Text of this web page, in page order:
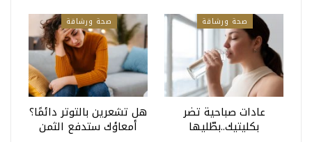
صحة ورشاقة
عادات صباحية تضر
بكليتيك..بطّليها
صحة ورشاقة
هل تشعرين بالتوتر دائمًا؟
أمعاؤك ستدفع الثمن